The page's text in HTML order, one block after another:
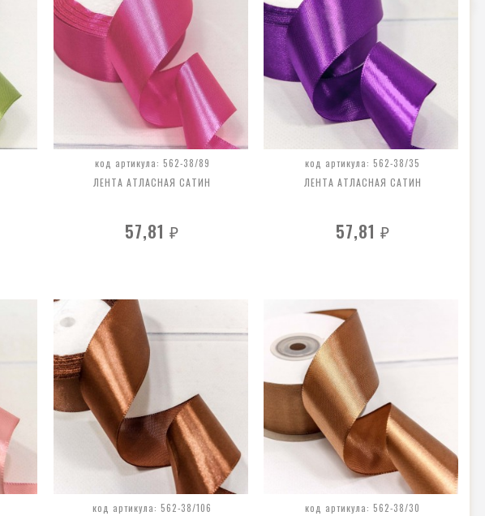
код артикула: 562-38/89
ЛЕНТА АТЛАСНАЯ САТИН
57,81 ₽
код артикула: 562-38/35
ЛЕНТА АТЛАСНАЯ САТИН
57,81 ₽
код артикула: 562-38/106
код артикула: 562-38/30